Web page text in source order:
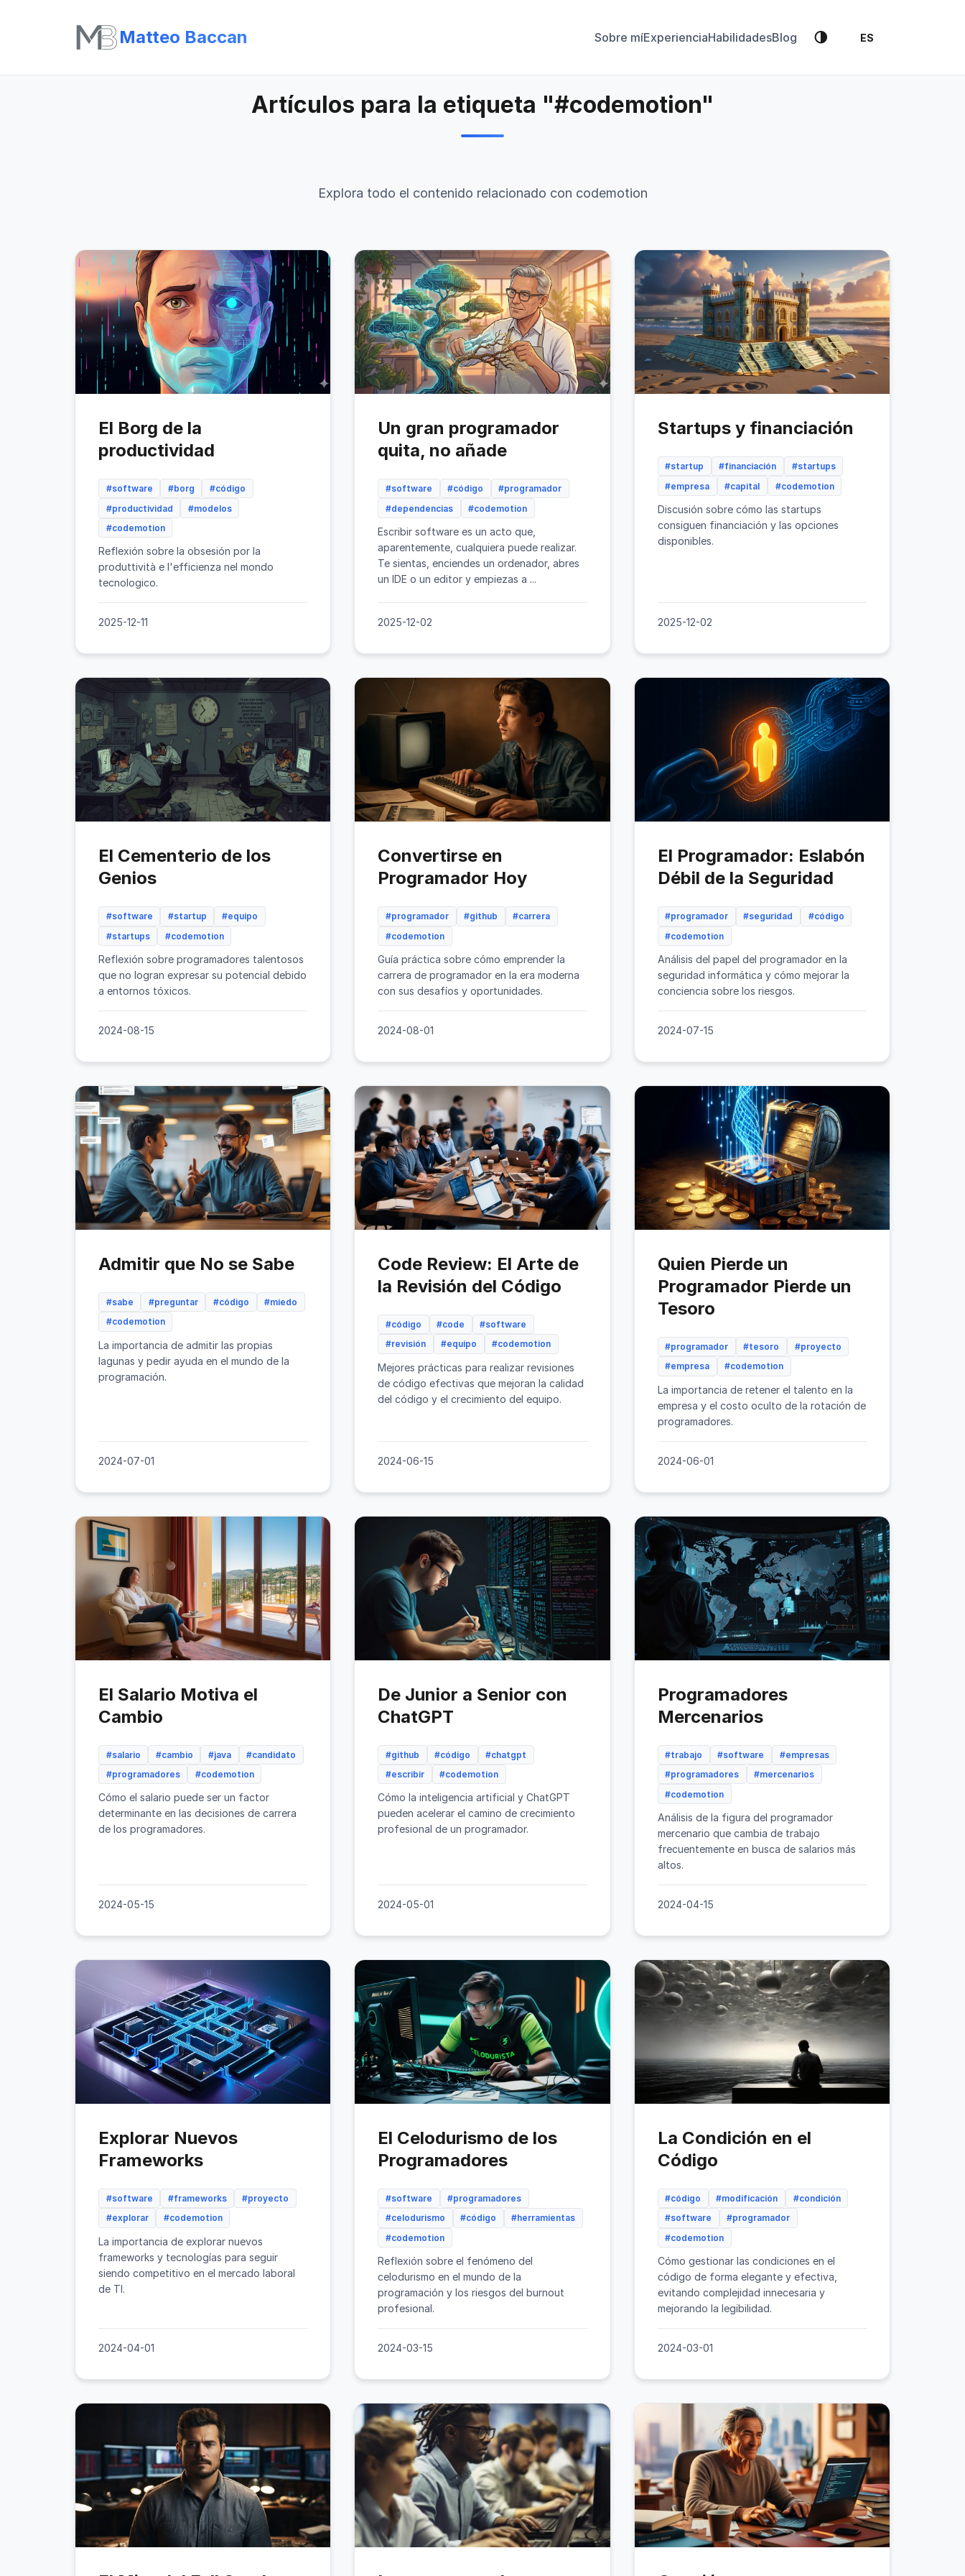
Matteo Baccan Sobre míExperienciaHabilidadesBlog 🌗 ES
Artículos para la etiqueta "#codemotion"
Explora todo el contenido relacionado con codemotion
El Borg de la
productividad
#software #borg
#código
#productividad
#modelos
#codemotion
Reflexión sobre la obsesión por la
produttività e l'efficienza nel mondo
tecnologico.
2025-12-11
Un gran programador
quita, no añade
#software #código
#programador
#dependencias
#codemotion
Escribir software es un acto que,
aparentemente, cualquiera puede realizar.
Te sientas, enciendes un ordenador, abres
un IDE o un editor y empiezas a ...
2025-12-02
Startups y financiación
#startup #financiación
#startups
#empresa
#capital #codemotion
Discusión sobre cómo las startups
consiguen financiación y las opciones
disponibles.
2025-12-02
El Cementerio de los
Genios
#software #startup
#equipo
#startups
#codemotion
Reflexión sobre programadores talentosos
que no logran expresar su potencial debido
a entornos tóxicos.
2024-08-15
Convertirse en
Programador Hoy
#programador #github
#carrera
#codemotion
Guía práctica sobre cómo emprender la
carrera de programador en la era moderna
con sus desafíos y oportunidades.
2024-08-01
El Programador: Eslabón
Débil de la Seguridad
#programador #seguridad
#código
#codemotion
Análisis del papel del programador en la
seguridad informática y cómo mejorar la
conciencia sobre los riesgos.
2024-07-15
Admitir que No se Sabe
#sabe #preguntar #código
#miedo
#codemotion
La importancia de admitir las propias
lagunas y pedir ayuda en el mundo de la
programación.
2024-07-01
Code Review: El Arte de
la Revisión del Código
#código #code
#software
#revisión
#equipo #codemotion
Mejores prácticas para realizar revisiones
de código efectivas que mejoran la calidad
del código y el crecimiento del equipo.
2024-06-15
Quien Pierde un
Programador Pierde un
Tesoro
#programador #tesoro
#proyecto
#empresa
#codemotion
La importancia de retener el talento en la
empresa y el costo oculto de la rotación de
programadores.
2024-06-01
El Salario Motiva el
Cambio
#salario #cambio #java
#candidato
#programadores
#codemotion
Cómo el salario puede ser un factor
determinante en las decisiones de carrera
de los programadores.
2024-05-15
De Junior a Senior con
ChatGPT
#github #código
#chatgpt
#escribir
#codemotion
Cómo la inteligencia artificial y ChatGPT
pueden acelerar el camino de crecimiento
profesional de un programador.
2024-05-01
Programadores
Mercenarios
#trabajo #software
#empresas
#programadores
#mercenarios
#codemotion
Análisis de la figura del programador
mercenario que cambia de trabajo
frecuentemente en busca de salarios más
altos.
2024-04-15
Explorar Nuevos
Frameworks
#software #frameworks
#proyecto
#explorar
#codemotion
La importancia de explorar nuevos
frameworks y tecnologías para seguir
siendo competitivo en el mercado laboral
de TI.
2024-04-01
El Celodurismo de los
Programadores
#software
#programadores
#celodurismo
#código
#herramientas
#codemotion
Reflexión sobre el fenómeno del
celodurismo en el mundo de la
programación y los riesgos del burnout
profesional.
2024-03-15
La Condición en el
Código
#código #modificación
#condición
#software
#programador
#codemotion
Cómo gestionar las condiciones en el
código de forma elegante y efectiva,
evitando complejidad innecesaria y
mejorando la legibilidad.
2024-03-01